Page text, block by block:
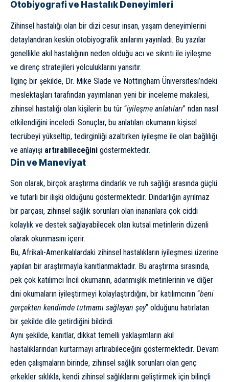
Otobiyografi ve Hastalık Deneyimleri
Zihinsel hastalığı olan bir dizi cesur insan, yaşam deneyimlerini
detaylandıran keskin otobiyografik anılarını yayınladı. Bu yazılar
genellikle akıl hastalığının neden olduğu acı ve sıkıntı ile iyileşme
ve direnç stratejileri yolculuklarını yansıtır.
İlginç bir şekilde, Dr. Mike Slade ve Nottingham Üniversitesi’ndeki
meslektaşları tarafından yayımlanan yeni bir inceleme makalesi,
zihinsel hastalığı olan kişilerin bu tür “iyileşme anlatıları” ndan nasıl
etkilendiğini inceledi. Sonuçlar, bu anlatıları okumanın kişisel
tecrübeyi yükseltip, tedirginliği azaltırken iyileşme ile olan bağlılığı
ve anlayışı artırabileceğini göstermektedir.
Din ve Maneviyat
Son olarak, birçok araştırma dindarlık ve ruh sağlığı arasında güçlü
ve tutarlı bir ilişki olduğunu göstermektedir. Dindarlığın ayrılmaz
bir parçası, zihinsel sağlık sorunları olan inananlara çok ciddi
kolaylık ve destek sağlayabilecek olan kutsal metinlerin düzenli
olarak okunmasını içerir.
Bu, Afrikalı-Amerikalılardaki zihinsel hastalıkların iyileşmesi üzerine
yapılan bir araştırmayla kanıtlanmaktadır. Bu araştırma sırasında,
pek çok katılımcı İncil okumanın, adanmışlık metinlerinin ve diğer
dini okumaların iyileştirmeyi kolaylaştırdığını, bir katılımcının “beni
gerçekten kendimde tutmamı sağlayan şey” olduğunu hatırlatan
bir şekilde dile getirdiğini bildirdi.
Aynı şekilde, kanıtlar, dikkat temelli yaklaşımların akıl
hastalıklarından kurtarmayı artırabileceğini göstermektedir. Devam
eden çalışmaların birinde, zihinsel sağlık sorunları olan genç
erkekler sıklıkla, kendi zihinsel sağlıklarını geliştirmek için bilinçli